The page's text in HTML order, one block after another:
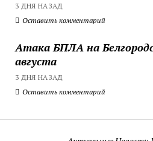
3 ДНЯ НАЗАД
Оставить комментарий
Атака БПЛА на
августа
3 ДНЯ НАЗАД
Оставить комментарий